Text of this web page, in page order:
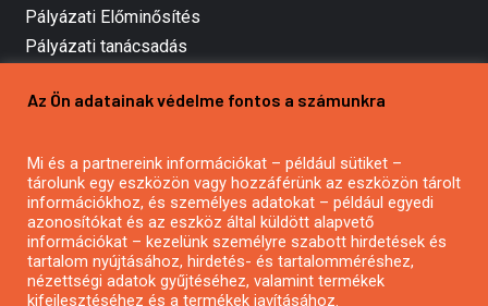
Pályázati Előminősítés
Pályázati tanácsadás
Mezőgazdasági pályázatírás
Pályázatírás civil szervezeteknek
Pályázatírás önkormányzatoknak
Pályázatfigyelés
Specifikus pályázatfigyelés vagy hírlevél
Az Ön adatainak védelme fontos a számunkra
Mi és a partnereink információkat – például sütiket –
tárolunk egy eszközön vagy hozzáférünk az eszközön tárolt
információkhoz, és személyes adatokat – például egyedi
azonosítókat és az eszköz által küldött alapvető
információkat – kezelünk személyre szabott hirdetések és
tartalom nyújtásához, hirdetés- és tartalomméréshez,
nézettségi adatok gyűjtéséhez, valamint termékek
kifejlesztéséhez és a termékek javításához.